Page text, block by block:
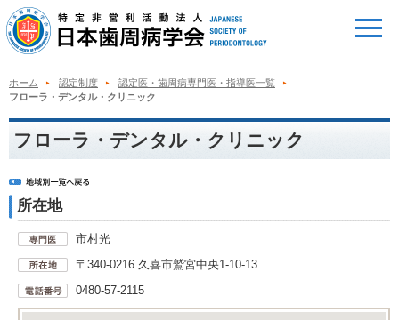
ホーム 認定制度
認定医・歯周病専門医・指導医一覧
フローラ・デンタル・クリニック
フローラ・デンタル・クリニック
所在地
市村光
〒340-0216 久喜市鷲宮中央1-10-13
0480-57-2115